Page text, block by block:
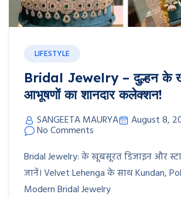
LIFESTYLE
Bridal Jewelry – दुल्हन के
आभूषणों का शानदार कलेक्शन!
SANGEETA MAURYA August 8,
No Comments
Bridal Jewelry: के खूबसूरत डिजाइन और
जानें। Velvet Lehenga के साथ Kundan,
Modern Bridal Jewelry